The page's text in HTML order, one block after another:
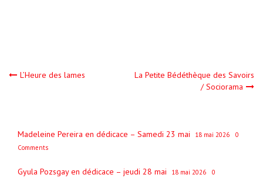
Navigation
l’article
L’Heure des lames
La Petite Bédéthèque des Savoirs
/ Sociorama
Madeleine Pereira en dédicace – Samedi 23 mai 18 mai 2026
0
Comments
Gyula Pozsgay en dédicace – jeudi 28 mai 18 mai 2026
0